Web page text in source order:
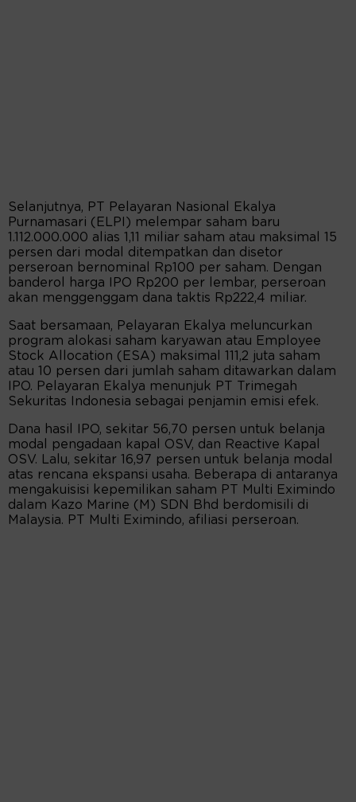
Selanjutnya, PT Pelayaran Nasional Ekalya
Purnamasari (ELPI) melempar saham baru
1.112.000.000 alias 1,11 miliar saham atau maksimal 15
persen dari modal ditempatkan dan disetor
perseroan bernominal Rp100 per saham. Dengan
banderol harga IPO Rp200 per lembar, perseroan
akan menggenggam dana taktis Rp222,4 miliar.
Saat bersamaan, Pelayaran Ekalya meluncurkan
program alokasi saham karyawan atau Employee
Stock Allocation (ESA) maksimal 111,2 juta saham
atau 10 persen dari jumlah saham ditawarkan dalam
IPO. Pelayaran Ekalya menunjuk PT Trimegah
Sekuritas Indonesia sebagai penjamin emisi efek.
Dana hasil IPO, sekitar 56,70 persen untuk belanja
modal pengadaan kapal OSV, dan Reactive Kapal
OSV. Lalu, sekitar 16,97 persen untuk belanja modal
atas rencana ekspansi usaha. Beberapa di antaranya
mengakuisisi kepemilikan saham PT Multi Eximindo
dalam Kazo Marine (M) SDN Bhd berdomisili di
Malaysia. PT Multi Eximindo, afiliasi perseroan.